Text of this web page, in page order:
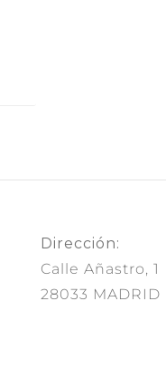
Dirección:
Calle Añastro, 1
28033 MADRID